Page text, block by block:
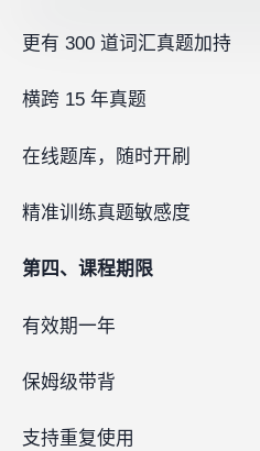
更有 300 道词汇真题加持
横跨 15 年真题
在线题库，随时开刷
精准训练真题敏感度
第四、课程期限
有效期一年
保姆级带背
支持重复使用